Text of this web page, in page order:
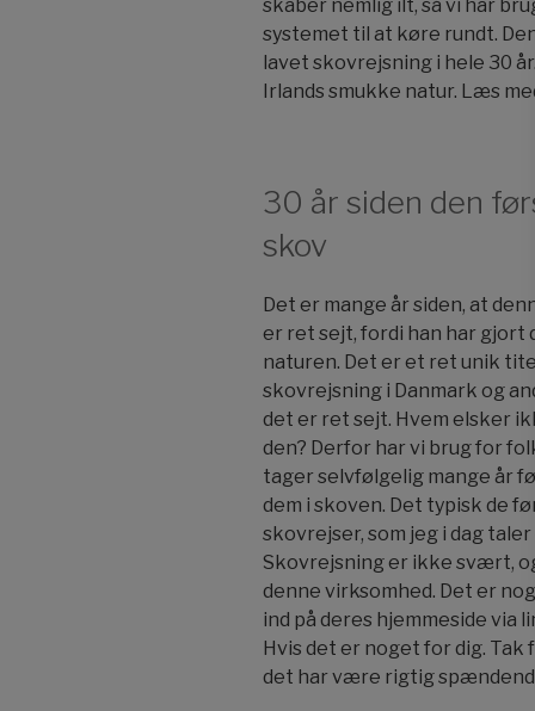
skaber nemlig ilt, så vi har
systemet til at køre rundt.
lavet skovrejsning i hele 30
Irlands smukke natur. Læs
30 år siden den
skov
Det er mange år siden, at
er ret sejt, fordi han har gjort
naturen. Det er et ret unik
skovrejsning i Danmark og
det er ret sejt. Hvem elsker
den? Derfor har vi brug for
tager selvfølgelig mange år
dem i skoven. Det typisk de
skovrejser, som jeg i dag
Skovrejsning er ikke svært,
denne virksomhed. Det er
ind på deres hjemmeside
Hvis det er noget for dig. Tak
det har være rigtig